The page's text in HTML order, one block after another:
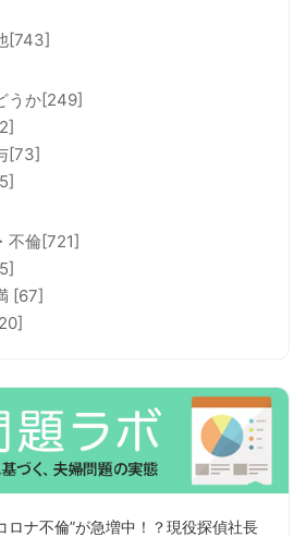
[743]
うか[249]
[73]
不倫[721]
[67]
ロナ不倫”が急増中！？現役探偵社長